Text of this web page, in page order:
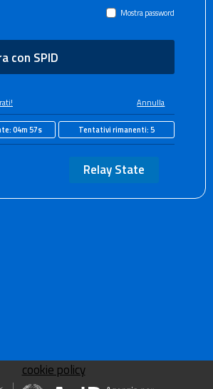
Mostra password
con SPID
Annulla
04m 57s Tentativi rimanenti:5
Relay State
cookie policy